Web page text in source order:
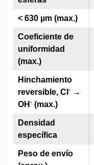
< 630 µm (max.)
Coeficiente de
uniformidad
(max.)
Hinchamiento
reversible, Cl - →
OH - (max.)
Densidad
específica
Peso de envío